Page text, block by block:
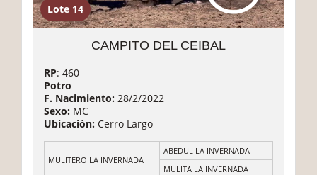
Lote 14
CAMPITO DEL CEIBAL
RP: 460
Potro
F. Nacimiento: 28/2/2022
Sexo: MC
Ubicación: Cerro Largo
MULITERO LA INVERNADA
ABEDUL LA INVERNADA
MULITA LA INVERNADA